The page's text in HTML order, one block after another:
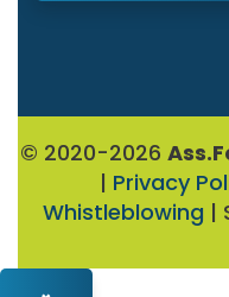
© 2020-2026
| Privacy
Whistleblowing |